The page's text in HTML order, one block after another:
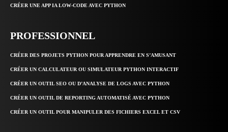
CRÉER UNE APP IA LOW-CODE AVEC PYTHON
PROFESSIONNEL
CRÉER DES PROJETS PYTHON POUR APPRENDRE EN S’AMUSANT
CRÉER UN CALCULATEUR OU SIMULATEUR PYTHON INTERACTIF
CRÉER UN OUTIL SEO OU D’ANALYSE DE LOGS AVEC PYTHON
CRÉER UN OUTIL DE REPORTING AUTOMATISÉ AVEC PYTHON
CRÉER UN OUTIL POUR MANIPULER DES FICHIERS EXCEL ET CSV